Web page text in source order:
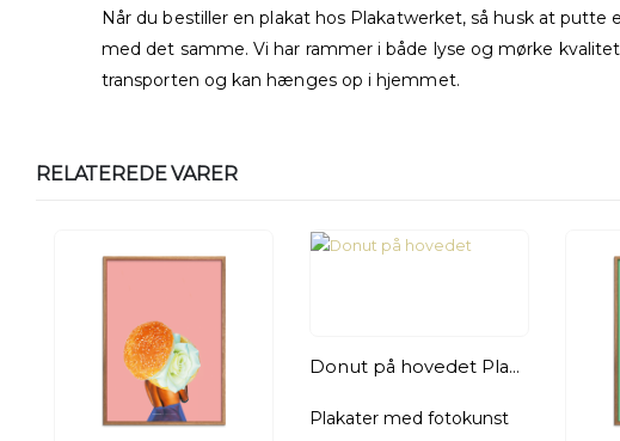
Når du bestiller en plakat hos Plakatwerket, så husk at
med det samme. Vi har rammer i både lyse og mørke
transporten og kan hænges op i hjemmet.
RELATEREDE VARER
Donut på hovedet Plakat
Plakater med fotokunst